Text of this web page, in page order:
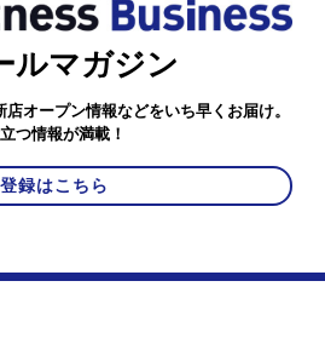
ルマガジン
オープン情報などをいち早くお届け。
つ情報が満載！
登録はこちら